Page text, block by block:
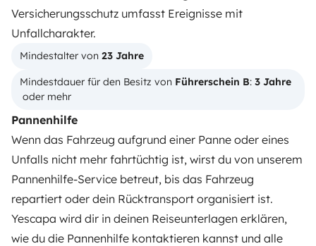
Versicherungsschutz umfasst Ereignisse mit
Unfallcharakter.
Mindestalter von 23 Jahre
Mindestdauer für den Besitz von Führerschein B: 3 Jahre
oder mehr
Pannenhilfe
Wenn das Fahrzeug aufgrund einer Panne oder eines
Unfalls nicht mehr fahrtüchtig ist, wirst du von unserem
Pannenhilfe-Service betreut, bis das Fahrzeug
repartiert oder dein Rücktransport organisiert ist.
Yescapa wird dir in deinen Reiseunterlagen erklären,
wie du die Pannenhilfe kontaktieren kannst und alle
Wie funktionierts?
Wohnmobil mieten
Deine ersten Schritte mit dem Wohnmobil
Die Bewertungen unserer User
Hilfe für Mieter
VERMIETER
Wohnmobil vermieten
Mietvertrag